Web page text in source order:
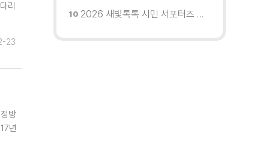
리
23
방
년
2026 새빛톡톡 시민 서포터즈 발대식 현장